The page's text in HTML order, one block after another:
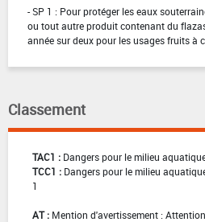
- SP 1 : Pour protéger les eaux
ou tout autre produit contenant du
année sur deux pour les usages fruits à
Classement
TAC1 : Dangers pour le milieu
TCC1 : Dangers pour le milieu
1
AT : Mention d'avertissement : Attention